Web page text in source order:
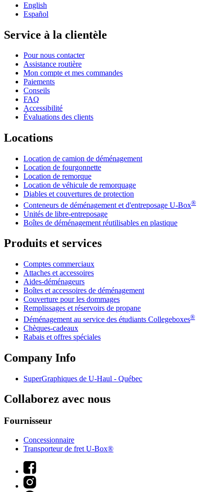
English
Español
Service à la clientèle
Pour nous contacter
Assistance routière
Mon compte et mes commandes
Paiements
Conseils
FAQ
Accessibilité
Évaluations des clients
Locations
Location de camion de déménagement
Location de fourgonnette
Location de remorque
Location de véhicule de remorquage
Diables et couvertures de protection
Conteneurs de déménagement et d'entreposage U-Box®
Unités de libre-entreposage
Boîtes de déménagement réutilisables en plastique
Produits et services
Comptes commerciaux
Attaches et accessoires
Aides-déménageurs
Boîtes et accessoires de déménagement
Couverture pour les dommages
Remplissages et réservoirs de propane
Déménagement au service des étudiants Collegeboxes®
Chèques-cadeaux
Rabais et offres spéciales
Company Info
SuperGraphiques de U-Haul - Québec
Collaborez avec nous
Fournisseur
Concessionnaire
Transporteur de fret U-Box®